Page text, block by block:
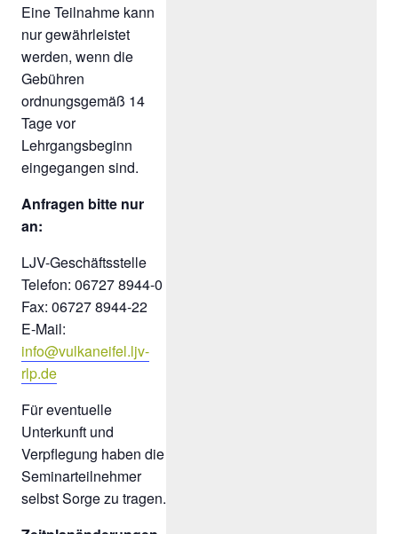
Eine Teilnahme kann
nur gewährleistet
werden, wenn die
Gebühren
ordnungsgemäß 14
Tage vor
Lehrgangsbeginn
eingegangen sind.
Anfragen bitte nur
an:
LJV-Geschäftsstelle
Telefon: 06727 8944-0
Fax: 06727 8944-22
E-Mail:
info@vulkaneifel.ljv-
rlp.de
Für eventuelle
Unterkunft und
Verpflegung haben die
Seminarteilnehmer
selbst Sorge zu tragen.